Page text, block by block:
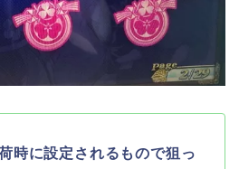
時に設定されるもので狙っ